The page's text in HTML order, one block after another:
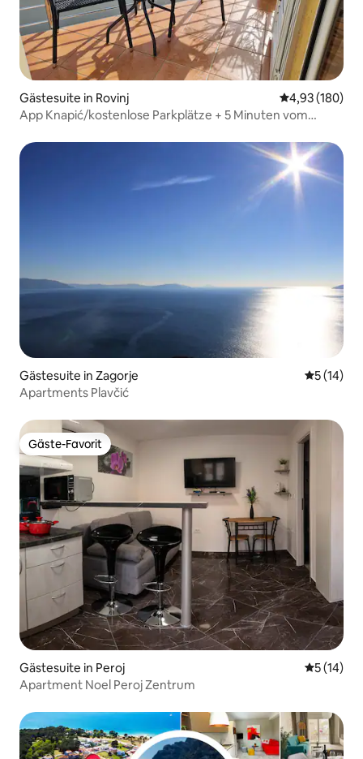
Gästesuite in Rovinj
4,93 (180)
App Knapić/kostenlose Parkplätze + 5 Minuten vom
Gästesuite in Zagorje
5 (14)
Apartments Plavčić
Gäste-Favorit
Gäste-Favorit
Gästesuite in Peroj
5 (14)
Apartment Noel Peroj Zentrum